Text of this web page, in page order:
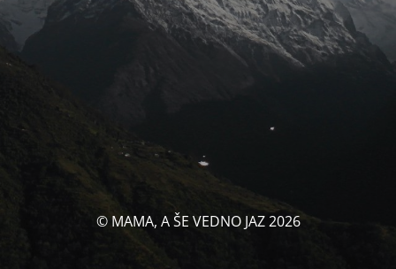
© MAMA, A ŠE VEDNO JAZ 2026